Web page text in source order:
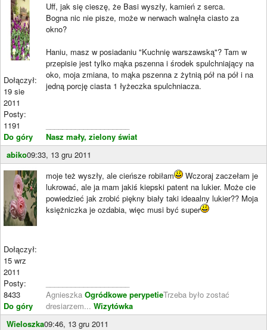
Dołączył:
19 sie
2011
Posty:
1191
Do góry
Uff, jak się cieszę, że Basi wyszły, kamień z serca.
Bogna nic nie pisze, może w nerwach walnęła ciasto za
okno?
Haniu, masz w posiadaniu "Kuchnię warszawską"? Tam w
przepisie jest tylko mąka pszenna i środek spulchniający na
oko, moja zmiana, to mąka pszenna z żytnią pół na pół i na
jedną porcję ciasta 1 łyżeczka spulchniacza.
Nasz mały, zielony świat
abiko09:33, 13 gru 2011
Dołączył:
15 wrz
2011
Posty:
8433
Do góry
moje też wyszły, ale cieńsze robiłam
Wczoraj zaczełam je
lukrować, ale ja mam jakiś kiepski patent na lukier. Może cie
powiedzieć jak zrobić piękny biały taki ideaalny lukier?? Moja
księżniczka je ozdabia, więc musi być super
Agnieszka Ogródkowe perypetieTrzeba było zostać
dresiarzem... Wizytówka
Wieloszka09:46, 13 gru 2011